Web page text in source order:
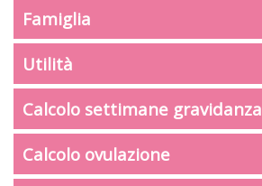
Famiglia
Utilità
Calcolo settimane gravidanza
Calcolo ovulazione